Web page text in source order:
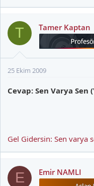
T Tamer Kaptan
25 Ekim 2009
Cevap: Sen Varya Sen
Gel Gidersin: Sen varya
E Emir NAMLI